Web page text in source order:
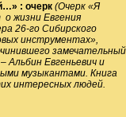
: очерк (Очерк «Я
жизни Евгения
26-го Сибирского
инструментах»,
замечательный
Альбин Евгеньевич и
музыкантами. Книга
интересных людей.